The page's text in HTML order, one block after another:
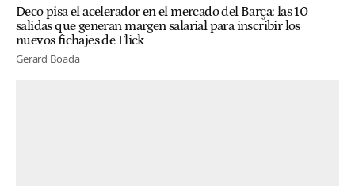
Deco pisa el acelerador en el mercado del Barça: las 10
salidas que generan margen salarial para inscribir los
nuevos fichajes de Flick
Gerard Boada